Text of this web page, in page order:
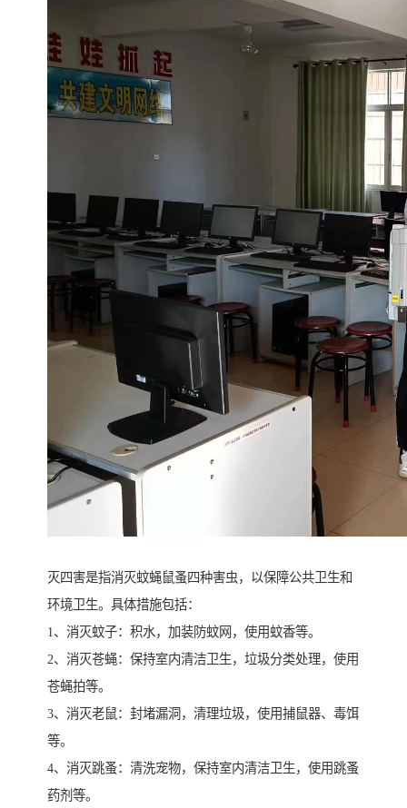
灭四害是指消灭蚊蝇鼠蚤四种害虫，以保障公共卫生和
环境卫生。具体措施包括：
1、消灭蚊子：积水，加装防蚊网，使用蚊香等。
2、消灭苍蝇：保持室内清洁卫生，垃圾分类处理，使用
苍蝇拍等。
3、消灭老鼠：封堵漏洞，清理垃圾，使用捕鼠器、毒饵
等。
4、消灭跳蚤：清洗宠物，保持室内清洁卫生，使用跳蚤
药剂等。